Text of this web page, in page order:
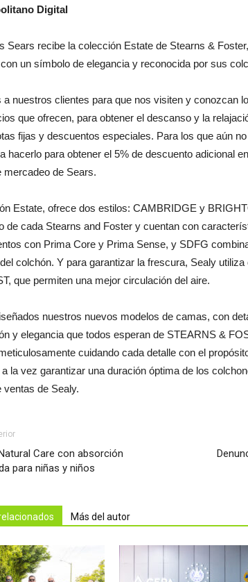
Digital
Sears recibe la colección Estate de Stearns &
un símbolo de elegancia y reconocida por sus
a nuestros clientes para que nos visiten y conozcan
que ofrecen, para obtener el descanso y la
fijas y descuentos especiales. Para los que aún
hacerlo para obtener el 5% de descuento adicional
mercadeo de Sears.
Estate, ofrece dos estilos: CAMBRIDGE y
de cada Stearns and Foster y cuentan con
con Prima Core y Prima Sense, y SDFG
colchón. Y para garantizar la frescura, Sealy
que permiten una mejor circulación del aire.
nuestros nuevos modelos de camas, con
y elegancia que todos esperan de STEARNS &
cuidando cada detalle con el
a la vez garantizar una duración óptima de los
ventas de Sealy.
Care con absorción
para niñas y niños
Más del autor